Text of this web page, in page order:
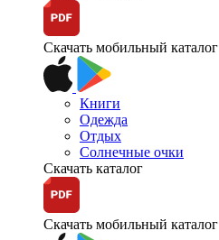
Скачать мобильный каталог
Книги
Одежда
Отдых
Солнечные очки
Скачать каталог
Скачать мобильный каталог